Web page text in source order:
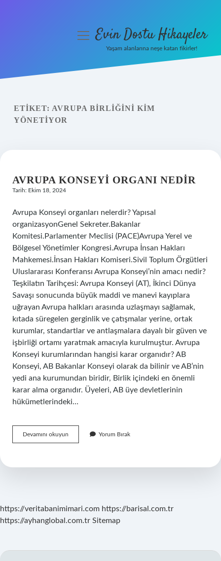
Yasal Uyarı
menüyüEvin Dostu Hikayeler
Yaşam alanlarına neşe katan fikirler!
ETIKET: AVRUPA BIRLIĞINI KIM
YÖNETIYOR
AVRUPA KONSEYI ORGANI NEDIR
Tarih: Ekim 18, 2024
Avrupa Konseyi organları nelerdir? Yapısal
organizasyonGenel Sekreter.Bakanlar
Komitesi.Parlamenter Meclisi (PACE)Avrupa Yerel ve
Bölgesel Yönetimler Kongresi.Avrupa İnsan Hakları
Mahkemesi.İnsan Hakları Komiseri.Sivil Toplum Örgütleri
Uluslararası Konferansı Avrupa Konseyi’nin amacı nedir?
Teşkilatın Tarihçesi: Avrupa Konseyi (AT), İkinci Dünya
Savaşı sonucunda büyük maddi ve manevi kayıplara
uğrayan Avrupa halkları arasında uzlaşmayı sağlamak,
kıtada süregelen gerginlik ve çatışmalar yerine, ortak
kurumlar, standartlar ve antlaşmalara dayalı bir güven ve
işbirliği ortamı yaratmak amacıyla kurulmuştur. Avrupa
Konseyi kurumlarından hangisi karar organıdır? AB
Konseyi, AB Bakanlar Konseyi olarak da bilinir ve AB’nin
yedi ana kurumundan biridir, Birlik içindeki en önemli
karar alma organıdır. Üyeleri, AB üye devletlerinin
hükümetlerindeki…
Devamını okuyun
Konseyi
Yorum Bırak
https://veritabanimimari.com https://barisal.com.tr
https://ayhanglobal.com.tr Sitemap